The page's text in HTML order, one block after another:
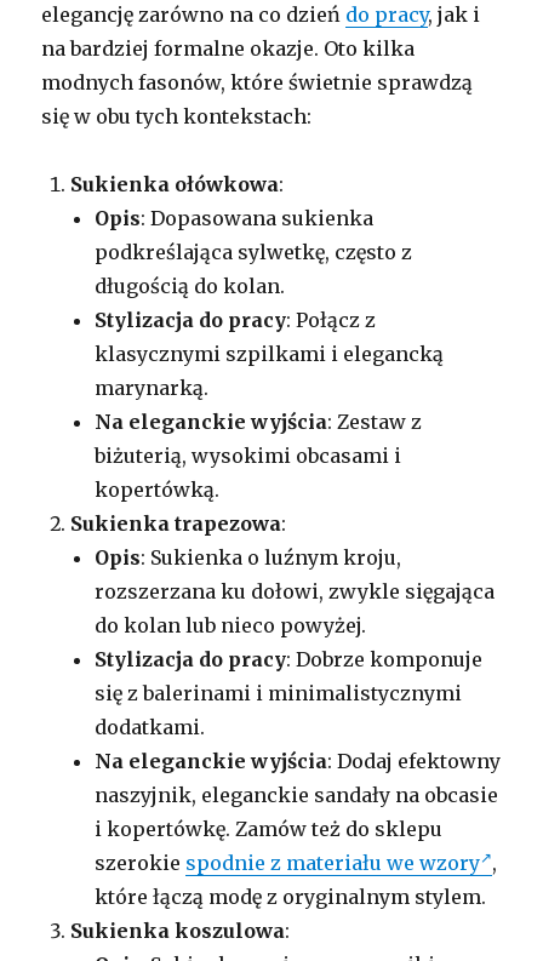
elegancję zarówno na co dzień do pracy, jak i
na bardziej formalne okazje. Oto kilka
modnych fasonów, które świetnie sprawdzą
się w obu tych kontekstach:
Sukienka ołówkowa:
Opis: Dopasowana sukienka
podkreślająca sylwetkę, często z
długością do kolan.
Stylizacja do pracy: Połącz z
klasycznymi szpilkami i elegancką
marynarką.
Na eleganckie wyjścia: Zestaw z
biżuterią, wysokimi obcasami i
kopertówką.
Sukienka trapezowa:
Opis: Sukienka o luźnym kroju,
rozszerzana ku dołowi, zwykle sięgająca
do kolan lub nieco powyżej.
Stylizacja do pracy: Dobrze komponuje
się z balerinami i minimalistycznymi
dodatkami.
Na eleganckie wyjścia: Dodaj efektowny
naszyjnik, eleganckie sandały na obcasie
i kopertówkę. Zamów też do sklepu
szerokie spodnie z materiału we wzory ,
które łączą modę z oryginalnym stylem.
Sukienka koszulowa: